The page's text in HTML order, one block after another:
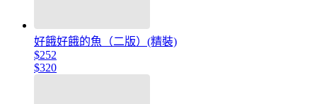
好餓好餓的魚（二版）(精裝)
$252
$320